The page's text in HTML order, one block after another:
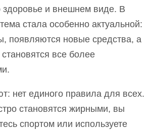
здоровье и внешнем виде. В
стала особенно актуальной:
появляются новые средства, а
все более
нет единого правила для всех.
становятся жирными, вы
спортом или используете